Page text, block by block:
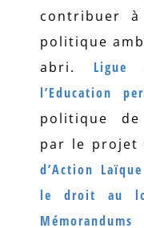
contribuer
politique
abri. Ligue
l’Education
politique de
par le projet
d’Action Laïque
le droit au